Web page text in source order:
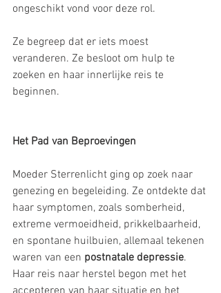
ongeschikt vond voor deze rol.
Ze begreep dat er iets moest
veranderen. Ze besloot om hulp te
zoeken en haar innerlijke reis te
beginnen.
Het Pad van Beproevingen
Moeder Sterrenlicht ging op zoek naar
genezing en begeleiding. Ze ontdekte dat
haar symptomen, zoals somberheid,
extreme vermoeidheid, prikkelbaarheid,
en spontane huilbuien, allemaal tekenen
waren van een postnatale depressie.
Haar reis naar herstel begon met het